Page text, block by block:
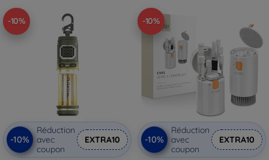
-10%
-10%
Réduction
avec
coupon
EXTRA10
-10%
-10%
Réduction
avec
coupon
EXTRA10